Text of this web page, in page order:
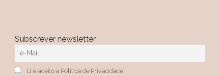
Subscrever newsletter
Li e aceito a Política de Privacidade